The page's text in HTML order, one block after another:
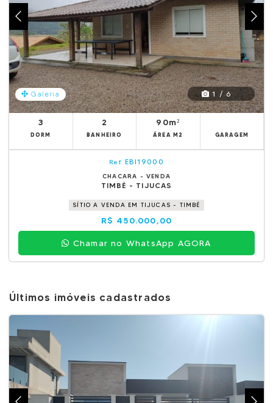
Galeria 1 / 6
3
DORM
2
BANHEIRO
90m²
ÁREA M2 GARAGEM
Ref. EBI19000
CHACARA - VENDA
TIMBÉ - TIJUCAS
SÍTIO A VENDA EM TIJUCAS - TIMBÉ
R$ 450.000,00
Chamar no WhatsApp AGORA
Últimos imóveis cadastrados